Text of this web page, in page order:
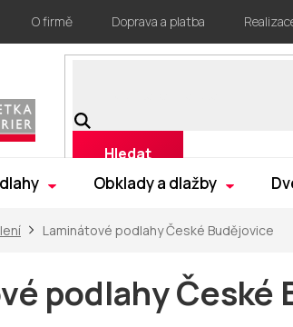
O firmě Doprava a platba
Hledat
Obklady a dlažby
Laminátové podlahy České Budějovice
podlahy České